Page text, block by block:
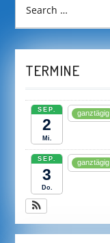
for:
TERMINE
SEP.
2
Mi.
ganztägig
SEP.
3
Do.
ganztägig